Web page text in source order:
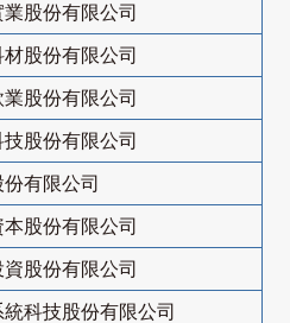
股份有限公司
股份有限公司
股份有限公司
股份有限公司
有限公司
股份有限公司
股份有限公司
統科技股份有限公司